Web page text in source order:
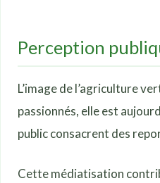
Perception
L’image de l’agriculture
passionnés, elle est
public consacrent des
Cette médiatisation